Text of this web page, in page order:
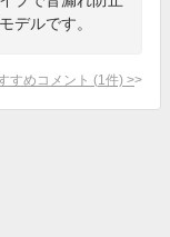
デルです。
すめコメント (1 件) >